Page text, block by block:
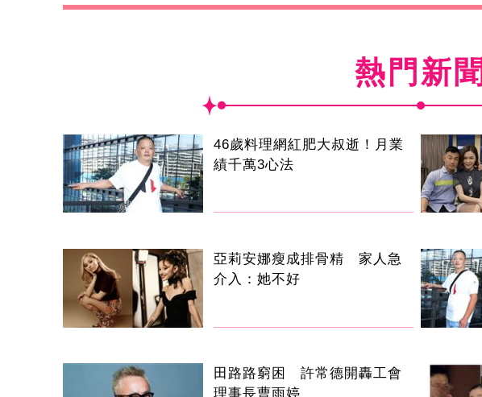
熱門新聞
46歲料理網紅肥大叔逝！月業
績千萬3心法
亞莉安娜瘦成排骨精 家人急
介入：她不好
田路路窮困 許常德開轟工會
理事長曹雨婷